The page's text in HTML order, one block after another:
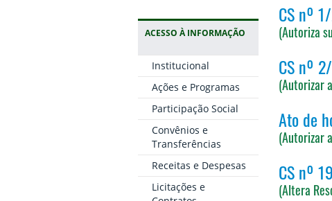
ACESSO À INFORMAÇÃO
Institucional
Ações e Programas
Participação Social
Convênios e
Transferências
Receitas e Despesas
Licitações e
CS nº
(Autoriza
CS nº
(Autorizar
Ato de
(Autorizar
CS nº
(Altera